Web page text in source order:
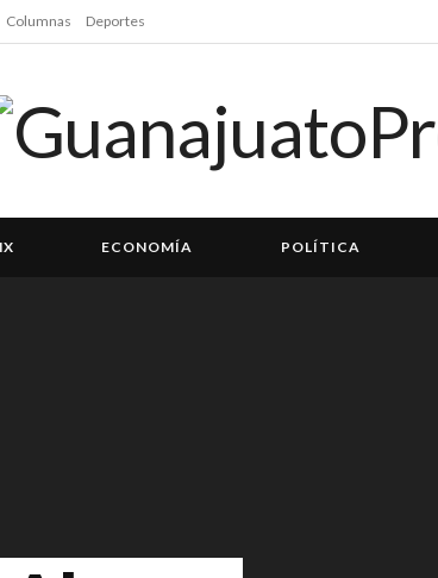
Columnas Deportes
ECONOMÍA POLÍTICA